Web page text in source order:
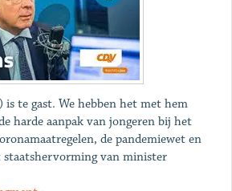
is te gast. We hebben het met hem
harde aanpak van jongeren bij het
de pandemiewet en
van minister